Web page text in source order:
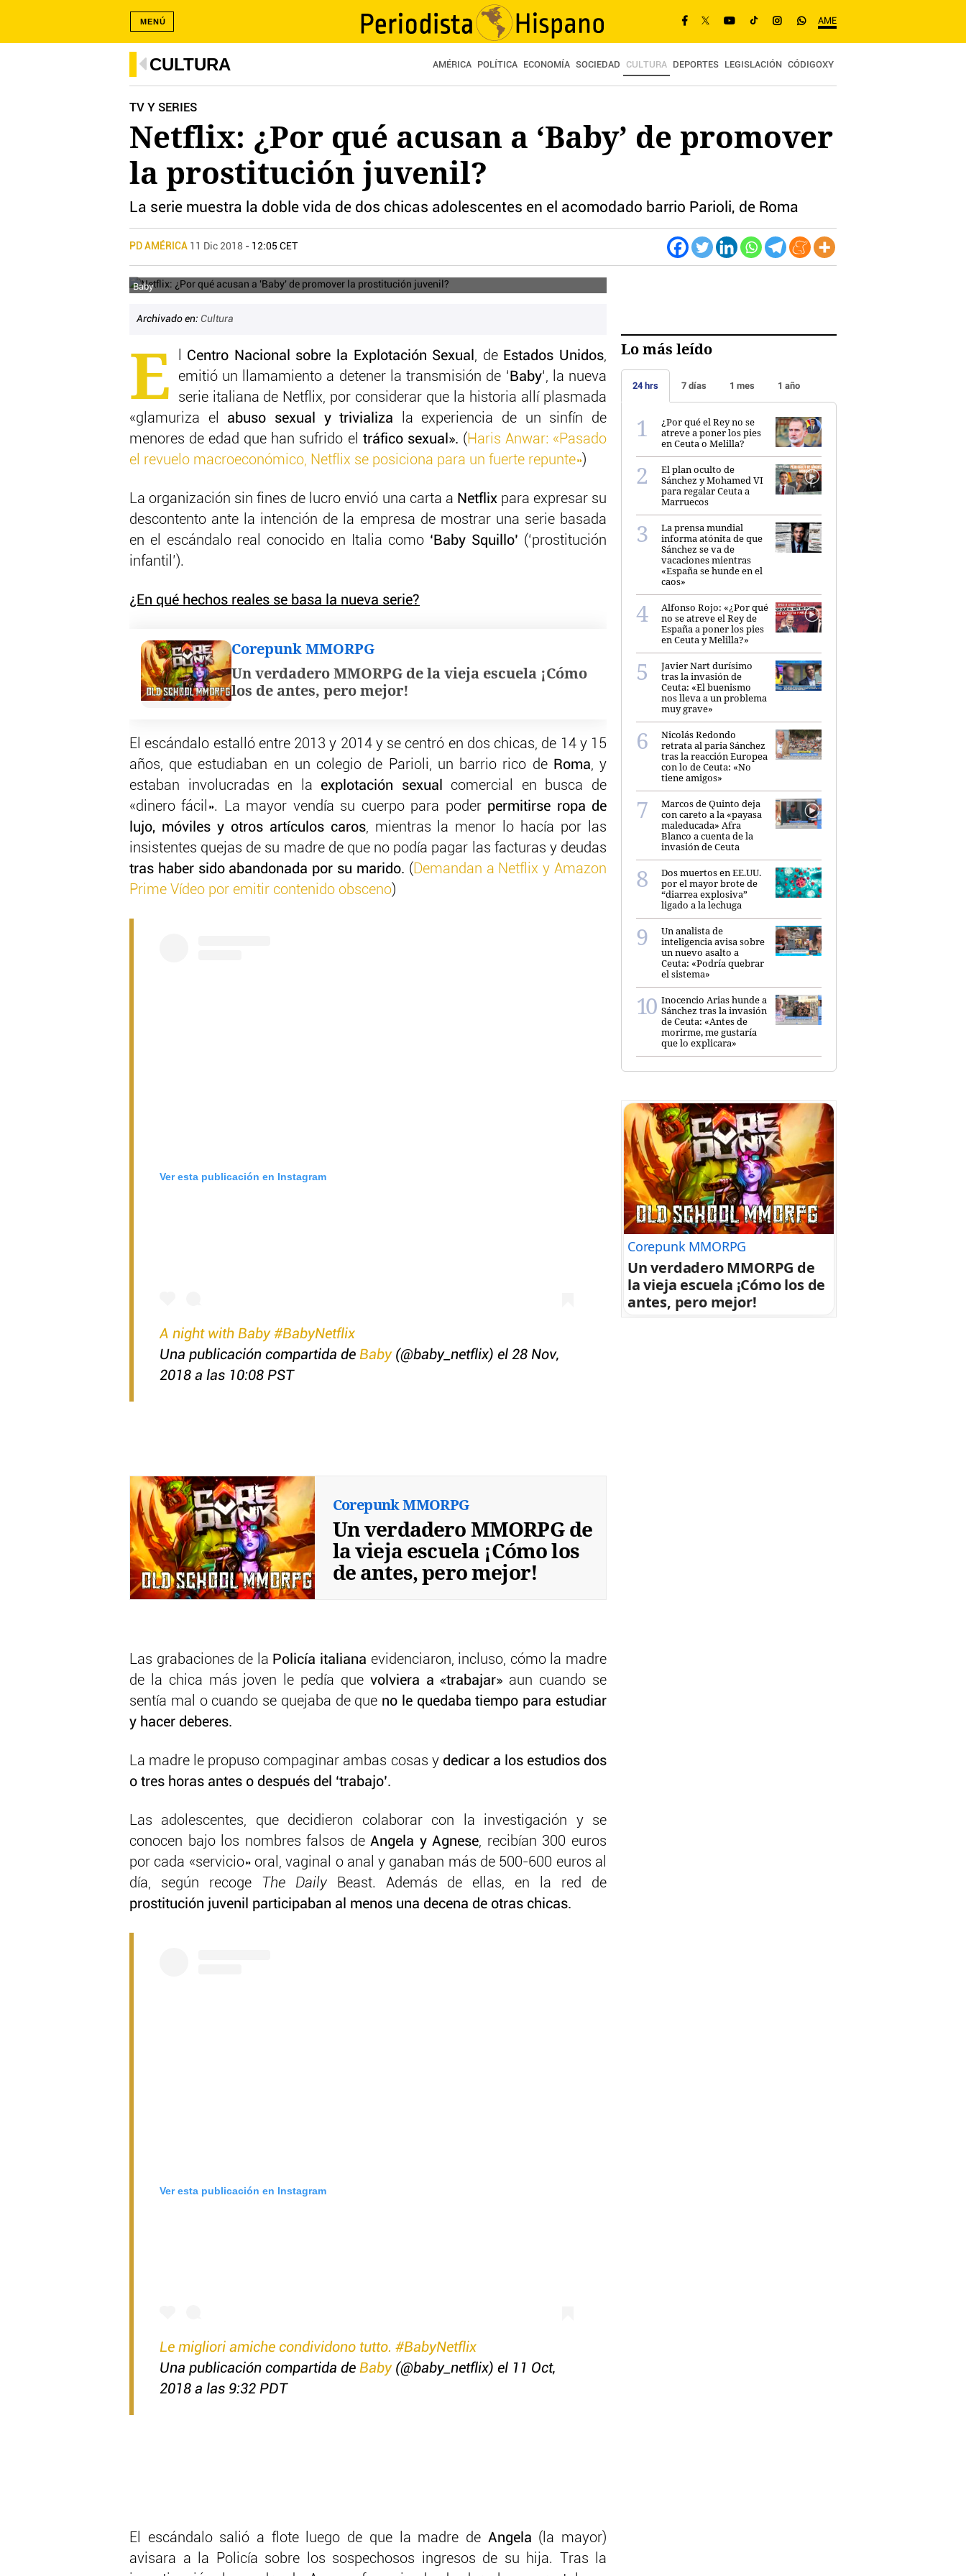
AME
MENÚ
CULTURA AMÉRICA POLÍTICA ECONOMÍA SOCIEDAD CULTURA DEPORTES LEGISLACIÓN CÓDIGOXY
TV Y SERIES
Netflix: ¿Por qué acusan a ‘Baby’ de promover
la prostitución juvenil?
La serie muestra la doble vida de dos chicas adolescentes en el acomodado barrio Parioli, de Roma
PD AMÉRICA 11 Dic 2018 - 12:05 CET
Baby
Archivado en: Cultura
E Centro Nacional sobre la Explotación Sexual , deEstados Unidos,
emitió un llamamiento a detener la transmisión de ‘ Baby‘, la nueva
serie italiana de Netflix, por considerar que la historia allí plasmada
«glamuriza el abuso sexual y trivializa la experiencia de un sinfín de
menores de edad que han sufrido el tráfico sexual». ( Haris Anwar: «Pasado
el revuelo macroeconómico, Netflix se posiciona para un fuerte repunte»)
La organización sin fines de lucro envió una carta a Netflixpara expresar su
descontento ante la intención de la empresa de mostrar una serie basada
en el escándalo real conocido en Italia como ‘Baby Squillo’ (‘prostitución
infantil’).
¿En qué hechos reales se basa la nueva serie?
Corepunk MMORPG
Un verdadero MMORPG de la vieja escuela ¡Cómo
los de antes, pero mejor!
El escándalo estalló entre 2013 y 2014 y se centró en dos chicas, de 14 y 15
años, que estudiaban en un colegio de Parioli, un barrio rico de Roma, y
estaban involucradas en la explotación sexual comercial en busca de
«dinero fácil». La mayor vendía su cuerpo para poder permitirse ropa de
lujo, móviles y otros artículos caros, mientras la menor lo hacía por las
insistentes quejas de su madre de que no podía pagar las facturas y deudas
tras haber sido abandonada por su marido. ( Demandan a Netflix y Amazon
Prime Vídeo por emitir contenido obsceno)
Ver esta publicación en Instagram
A night with Baby #BabyNetflix
Una publicación compartida de Baby(@baby_netflix) el 28 Nov,
2018 a las 10:08 PST
Corepunk MMORPG
Un verdadero MMORPG de
la vieja escuela ¡Cómo los
de antes, pero mejor!
Las grabaciones de la Policía italiana evidenciaron, incluso, cómo la madre
de la chica más joven le pedía que volviera a «trabajar» aun cuando se
sentía mal o cuando se quejaba de que no le quedaba tiempo para estudiar
y hacer deberes.
La madre le propuso compaginar ambas cosas y dedicar a los estudios dos
o tres horas antes o después del ‘trabajo’.
Las adolescentes, que decidieron colaborar con la investigación y se
conocen bajo los nombres falsos de Angela y Agnese , recibían 300 euros
por cada «servicio» oral, vaginal o anal y ganaban más de 500-600 euros al
día, según recoge
The Daily
Beast. Además de ellas, en la red de
prostitución juvenil participaban al menos una decena de otras chicas.
Ver esta publicación en Instagram
Le migliori amiche condividono tutto. #BabyNetflix
Una publicación compartida de Baby(@baby_netflix) el 11 Oct,
2018 a las 9:32 PDT
El escándalo salió a flote luego de que la madre de Angela (la mayor)
avisara a la Policía sobre los sospechosos ingresos de su hija. Tras la
Lo más leído
24 hrs 7 días 1 mes 1 año
¿Por qué el Rey no se
atreve a poner los pies
en Ceuta o Melilla?
El plan oculto de
Sánchez y Mohamed VI
para regalar Ceuta a
Marruecos
La prensa mundial
informa atónita de que
Sánchez se va de
vacaciones mientras
«España se hunde en el
caos»
Alfonso Rojo: «¿Por qué
no se atreve el Rey de
España a poner los pies
en Ceuta y Melilla?»
Javier Nart durísimo
tras la invasión de
Ceuta: «El buenismo
nos lleva a un problema
muy grave»
Nicolás Redondo
retrata al paria Sánchez
tras la reacción Europea
con lo de Ceuta: «No
tiene amigos»
Marcos de Quinto deja
con careto a la «payasa
maleducada» Afra
Blanco a cuenta de la
invasión de Ceuta
Dos muertos en EE.UU.
por el mayor brote de
“diarrea explosiva”
ligado a la lechuga
Un analista de
inteligencia avisa sobre
un nuevo asalto a
Ceuta: «Podría quebrar
el sistema»
Inocencio Arias hunde a
Sánchez tras la invasión
de Ceuta: «Antes de
morirme, me gustaría
que lo explicara»
Corepunk MMORPG
Un verdadero MMORPG de
la vieja escuela ¡Cómo los de
antes, pero mejor!